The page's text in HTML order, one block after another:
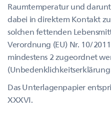
Raumtemperatur und
dabei in direktem Kontakt
solchen fettenden
Verordnung (EU) Nr. 10/
mindestens 2 zugeordnet
Das Unterlagenpapier
XXXVI.